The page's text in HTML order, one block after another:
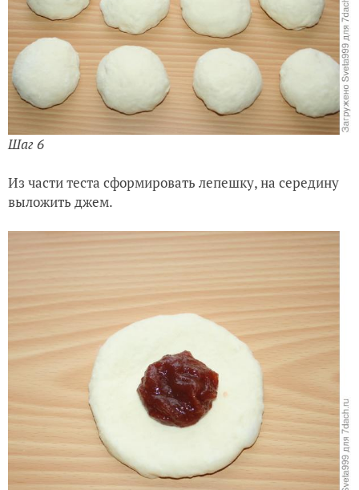
Шаг 6
Из части теста сформировать лепешку, на середину
выложить джем.